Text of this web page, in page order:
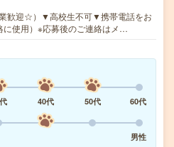
歓迎☆）▼高校生不可▼携帯電話をお
に使用）※応募後のご連絡はメ…
40代 50代
60代
男性